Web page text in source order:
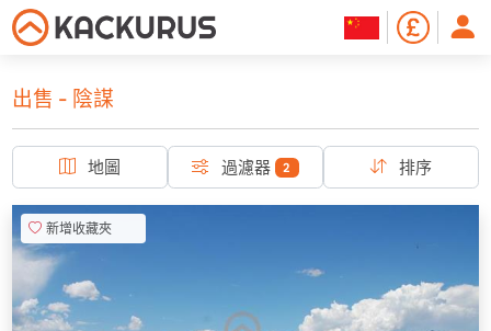
出售 - 陰謀
地圖 過濾器 2 排序
新增收藏夾